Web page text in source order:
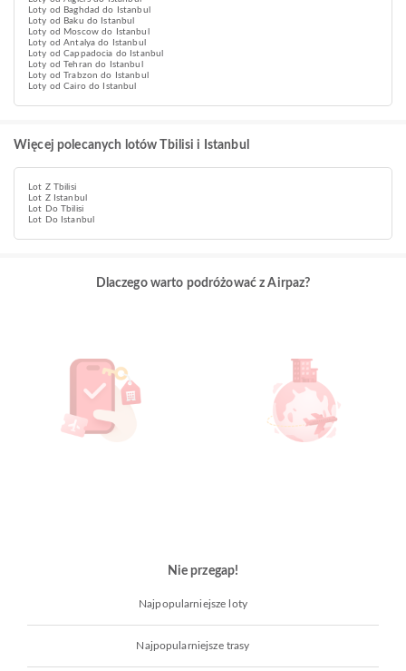
Loty od Baghdad do Istanbul
Loty od Baku do Istanbul
Loty od Moscow do Istanbul
Loty od Antalya do Istanbul
Loty od Cappadocia do Istanbul
Loty od Tehran do Istanbul
Loty od Trabzon do Istanbul
Loty od Cairo do Istanbul
Więcej polecanych lotów Tbilisi i Istanbul
Lot Z Tbilisi
Lot Z Istanbul
Lot Do Tbilisi
Lot Do Istanbul
Dlaczego warto podróżować z Airpaz?
Nie przegap!
Najpopularniejsze loty
Najpopularniejsze trasy